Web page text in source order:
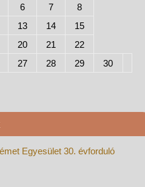
6 7
8
13 14
15
20 21
22
27 28 29
30
Egyesület 30. évforduló